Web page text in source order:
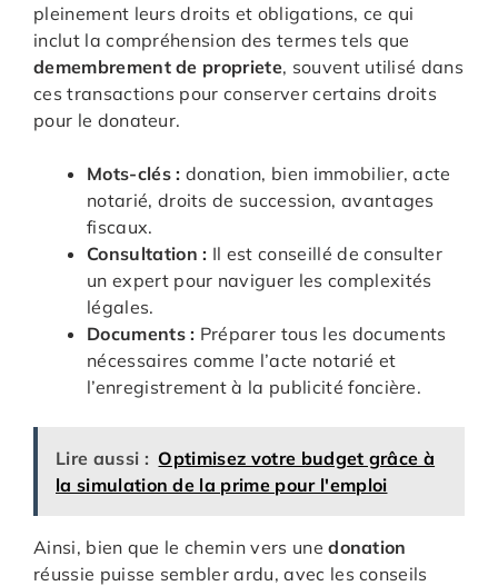
pleinement leurs droits et obligations, ce qui
inclut la compréhension des termes tels que
demembrement de propriete, souvent utilisé dans
ces transactions pour conserver certains droits
pour le donateur.
Mots-clés : donation, bien immobilier, acte
notarié, droits de succession, avantages
fiscaux.
Consultation : Il est conseillé de consulter
un expert pour naviguer les complexités
légales.
Documents : Préparer tous les documents
nécessaires comme l’acte notarié et
l’enregistrement à la publicité foncière.
Lire aussi : Optimisez votre budget grâce à
la simulation de la prime pour l'emploi
Ainsi, bien que le chemin vers unedonation
réussie puisse sembler ardu, avec les conseils